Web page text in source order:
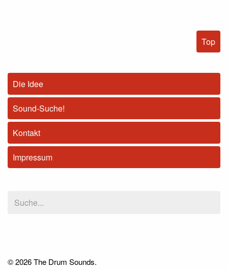
Top
Die Idee
Sound-Suche!
Kontakt
Impressum
© 2026 The Drum Sounds.